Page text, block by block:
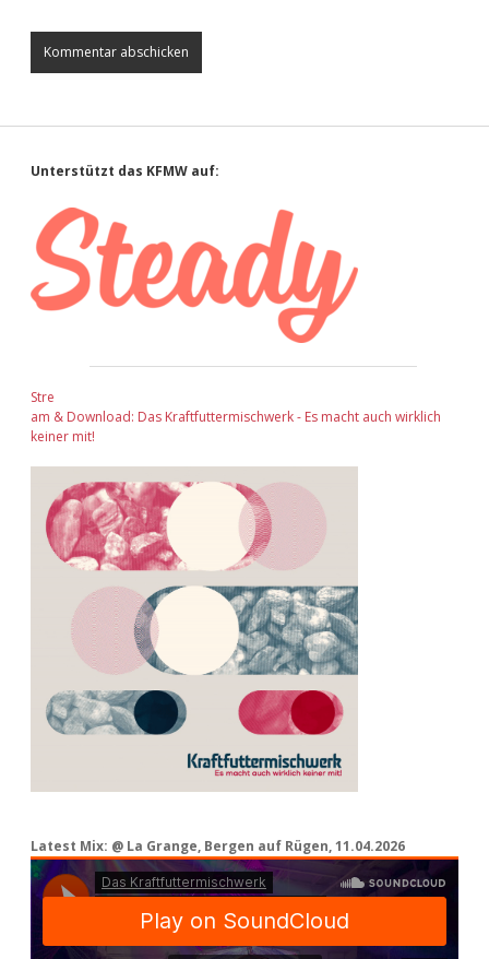
Sidebar
Unterstützt das KFMW auf:
Stre
am & Download: Das Kraftfuttermischwerk - Es macht auch wirklich
keiner mit!
Latest Mix: @ La Grange, Bergen auf Rügen, 11.04.2026